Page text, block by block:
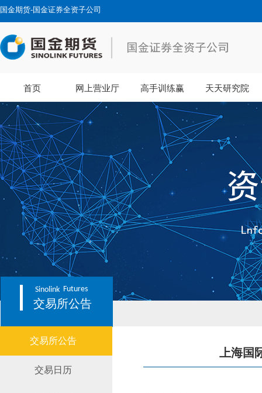
国金期货-国金证券全资子公司
首页 网上营业厅 高手训练赢 天天研究院
Sinolink Futures
交易所公告
交易所公告
交易日历
上海国